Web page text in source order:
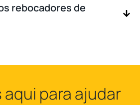
rebocadores de
aqui para ajudar